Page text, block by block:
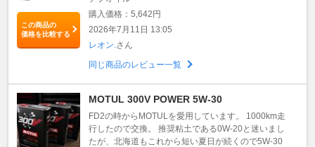
この商品の
価格を比較する
購入価格：5,642円
2026年7月11日 13:05
レオン. さん
同じ商品のレビュー一覧
MOTUL 300V POWER 5W-30
FD2の時からMOTULを愛用しています。 1000km走
行したので交換。 推奨粘土である0W-20と迷いまし
たが、北海道もこれから短い夏日が続くので5W-30